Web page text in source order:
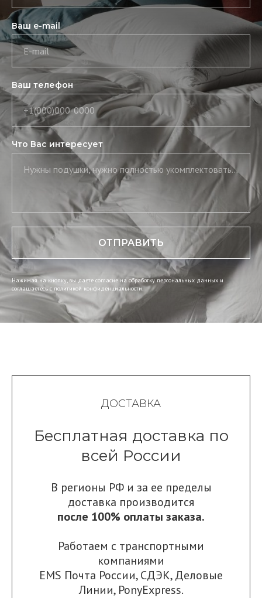
Ваш e-mail
E-mail
Ваш телефон
+1(000)000-0000
Что Вас интересует
Нужны подушки, нужно полностью укомплектовать постель, нужны скатерть и салфетки
ОТПРАВИТЬ
Нажимая на кнопку, вы даете согласие на обработку персональных данных и
соглашаетесь c политикой конфиденциальности.
ДОСТАВКА
Бесплатная доставка по
всей России
В регионы РФ и за ее пределы
доставка производится
после 100% оплаты заказа.
Работаем с транспортными
компаниями
EMS Почта России,СДЭК,Деловые
Линии, PonyExpress.